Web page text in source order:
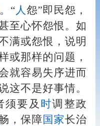
。“人 怨”即民怨，
至心怀怨恨。如
满或怨恨，说明
或那样的问题，
就容易失序进而
这不是好事情。
须要及 时调整政
，保障 国家长治